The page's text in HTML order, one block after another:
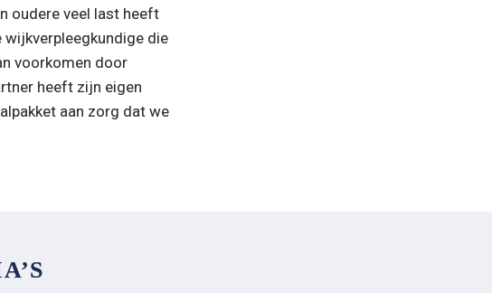
oudere veel last heeft
wijkverpleegkundige die
voorkomen door
heeft zijn eigen
aan zorg dat we